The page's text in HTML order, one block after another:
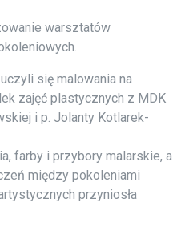
warsztatów
się malowania na
zajęć plastycznych z MDK
i p. Jolanty Kotlarek-
farby i przybory malarskie, a
między pokoleniami
przyniosła